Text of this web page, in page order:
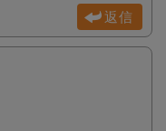
返信